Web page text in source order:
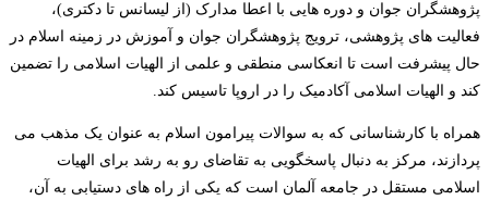
پژوهشگران جوان و دوره هایی با اعطا مدارک (از لیسانس تا دکتری)،
فعالیت های پژوهشی، ترویج پژوهشگران جوان و آموزش در زمینه اسلام در
حال پیشرفت است تا انعکاسی منطقی و علمی از الهیات اسلامی را تضمین
کند و الهیات اسلامی آکادمیک را در اروپا تاسیس کند.
همراه با کارشناسانی که به سوالات پیرامون اسلام به عنوان یک مذهب می
پردازند، مرکز به دنبال پاسخگویی به تقاضای رو به رشد برای الهیات
اسلامی مستقل در جامعه آلمان است که یکی از راه های دستیابی به آن،